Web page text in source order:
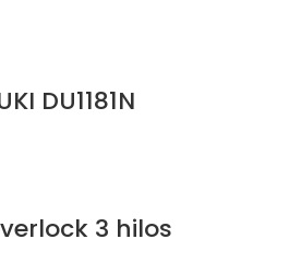
DU1181N
3 hilos